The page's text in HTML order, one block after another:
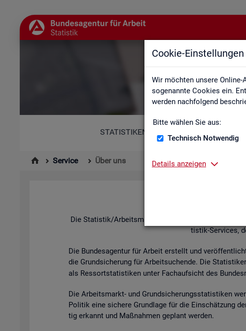
Cookie-Einstellungen
Wir möchten unsere
sogenannte Cookies ein.
werden nachfolgend
Bitte wählen Sie aus:
Technisch Notwendig
Details anzeigen
STATISTIKEN
Service Über uns
Die Sta­tis­tik/Ar­beits­markt­be­richt­erstat­tung der
tis­tik-Ser­vices,
Die Bun­des­agen­tur für Ar­beit er­stellt und
die Grund­si­che­rung für Ar­beit­su­chen­de. Die
als Res­sort­sta­tis­ti­ken unter Fach­auf­sicht des
Die Ar­beits­markt- und Grund­si­che­rungs­sta­tis­ti­ken
Po­li­tik eine si­che­re Grund­la­ge für die Ein­schät­zung
tig er­kannt und Maß­nah­men ge­plant wer­den.